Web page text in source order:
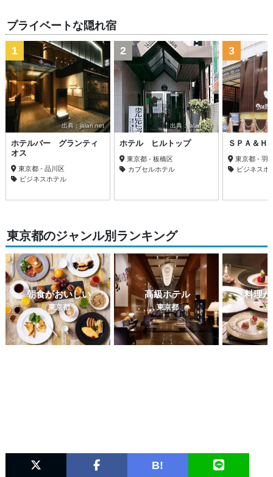
プライベートな隠れ宿
出典：jalan.net
1
ホテルバー グランティ
オス
東京都 - 品川区
ビジネスホテル
出典：jalan.net
2
ホテル ヒルトップ
東京都 - 板橋区
カプセルホテル
3
ＳＰＡ＆
東京都 - 羽
ビジネスホ
東京都のジャンル別ランキング
朝食がおいしい
東京都
高級ホテル
東京都
料理
B!